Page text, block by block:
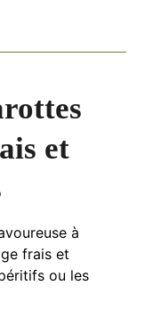
et
à
frais et
ou les